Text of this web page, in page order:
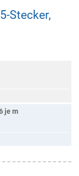
Stecker,
je m